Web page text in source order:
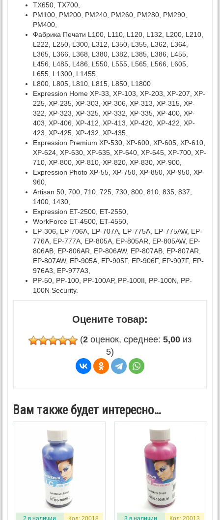
TX650, TX700,
PM100, PM200, PM240, PM260, PM280, PM290,
PM400,
Фабрика Печати L100, L110, L120, L132, L200, L210,
L222, L250, L300, L312, L350, L355, L362, L364,
L365, L366, L368, L380, L382, L385, L386, L455,
L456, L485, L486, L550, L555, L565, L566, L605,
L655, L1300, L1455,
L800, L805, L810, L815, L850, L1800
Expression Home XP-33, XP-103, XP-203, XP-207, XP-
225, XP-235, XP-303, XP-306, XP-313, XP-315, XP-
322, XP-323, XP-325, XP-332, XP-335, XP-400, XP-
403, XP-406, XP-412, XP-413, XP-420, XP-422, XP-
423, XP-425, XP-432, XP-435,
Expression Premium XP-530, XP-600, XP-605, XP-610,
XP-624, XP-630, XP-635, XP-640, XP-645, XP-700, XP-
710, XP-800, XP-810, XP-820, XP-830, XP-900,
Expression Photo XP-55, XP-750, XP-850, XP-950, XP-
960,
Artisan 50, 700, 710, 725, 730, 800, 810, 835, 837,
1400, 1430,
Expression ET-2500, ET-2550,
WorkForce ET-4500, ET-4550,
EP-306, EP-706A, EP-707A, EP-775A, EP-775AW, EP-
776A, EP-777A, EP-805A, EP-805AR, EP-805AW, EP-
806AB, EP-806AR, EP-806AW, EP-807AB, EP-807AR,
EP-807AW, EP-905A, EP-905F, EP-906F, EP-907F, EP-
976A3, EP-977A3,
PP-50, PP-100, PP-100AP, PP-100II, PP-100N, PP-
100N Security.
Оцените товар:
(2 оценок, среднее: 5,00 из
5)
Вам также будет интересно…
2 в наличии Код: 20018 3 в наличии Код: 20013